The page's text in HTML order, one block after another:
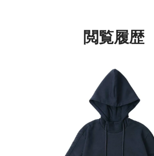
閲覧履歴